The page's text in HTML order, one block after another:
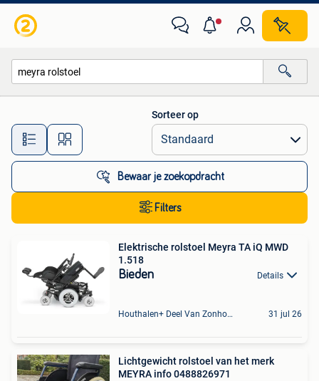
Alle afstanden…
Sorteer op
Bewaar je zoekopdracht
Filters
Elektrische rolstoel Meyra TA iQ MWD
1.518
Bieden Details
Houthalen+ Deel Van Zonhoven En Zolder 31 jul 26
Lichtgewicht rolstoel van het merk
MEYRA info 0488826971